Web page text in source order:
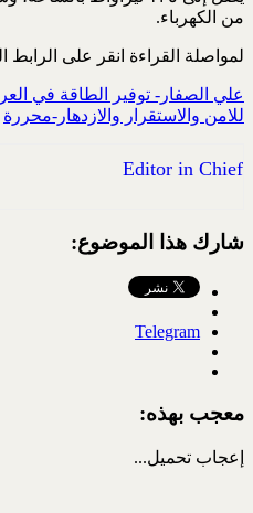
من الكهرباء.
لمواصلة القراءة انقر على
علي الصفار- توفير الطاقة في
للامن والاستقرار والازدهار-محررة
Editor in Chief
شارك هذا الموضوع:
Telegram
معجب بهذه:
إعجاب تحميل...